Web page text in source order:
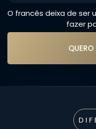
O francês deixa de
fazer
QUERO